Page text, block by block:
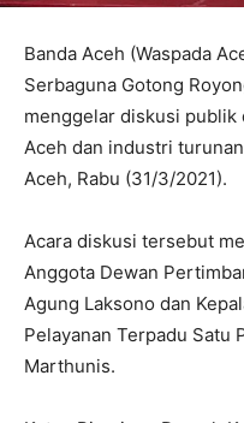
Banda Aceh (Waspada
Serbaguna Gotong
menggelar diskusi publik
Aceh dan industri
Aceh, Rabu (31/3/2021).
Acara diskusi tersebut
Anggota Dewan
Agung Laksono dan
Pelayanan Terpadu Satu
Marthunis.